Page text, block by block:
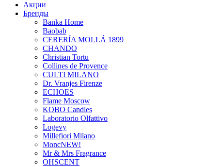
Акции
Бренды
Banka Home
Baobab
CERERÍA MOLLÁ 1899
CHANDO
Christian Tortu
Collines de Provence
CULTI MILANO
Dr. Vranjes Firenze
ECHOES
Flame Moscow
KOBO Candles
Laboratorio Olfattivo
Logevy
Millefiori Milano
MoncNEW!
Mr & Mrs Fragrance
OHSCENT